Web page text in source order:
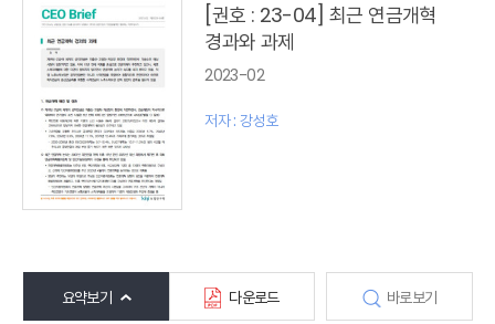
[권호 : 23-04] 최근 연금개혁
경과와 과제
2023-02
저자 : 강성호
요약보기 다운로드 바로보기